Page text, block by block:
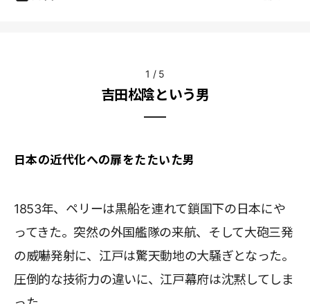
1 / 5
吉田松陰という男
日本の近代化への扉をたたいた男
1853年、ペリーは黒船を連れて鎖国下の日本にや
ってきた。突然の外国艦隊の来航、そして大砲三発
の威嚇発射に、江戸は驚天動地の大騒ぎとなった。
圧倒的な技術力の違いに、江戸幕府は沈黙してしま